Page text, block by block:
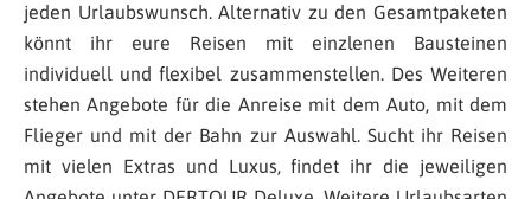
jeden Urlaubswunsch. Alternativ zu den Gesamtpaketen
könnt ihr eure Reisen mit einzlenen Bausteinen
individuell und flexibel zusammenstellen. Des Weiteren
stehen Angebote für die Anreise mit dem Auto, mit dem
Flieger und mit der Bahn zur Auswahl. Sucht ihr Reisen
mit vielen Extras und Luxus, findet ihr die jeweiligen